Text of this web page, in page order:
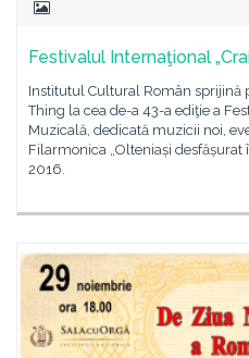
Festivalul Internaţional
Institutul Cultural Român sprijină
Thing la cea de-a 43-a ediţie a
Muzicală, dedicată muzicii noi,
Filarmonica „Olteniași
2016.